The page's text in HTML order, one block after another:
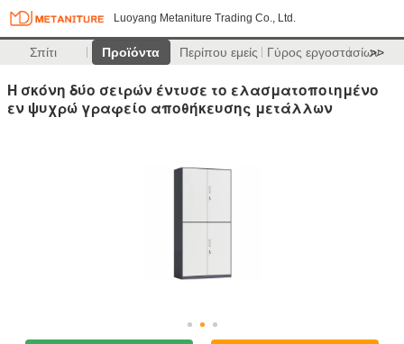
Luoyang Metaniture Trading Co., Ltd.
Σπίτι Προϊόντα Περίπου εμείς Γύρος εργοστασίων
>>
Η σκόνη δύο σειρών έντυσε το ελασματοποιημένο
εν ψυχρώ γραφείο αποθήκευσης μετάλλων